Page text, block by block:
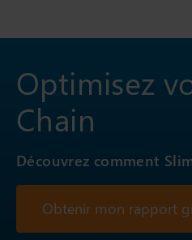
Optimisez
Chain
Découvrez comment
Obtenir mon rapport